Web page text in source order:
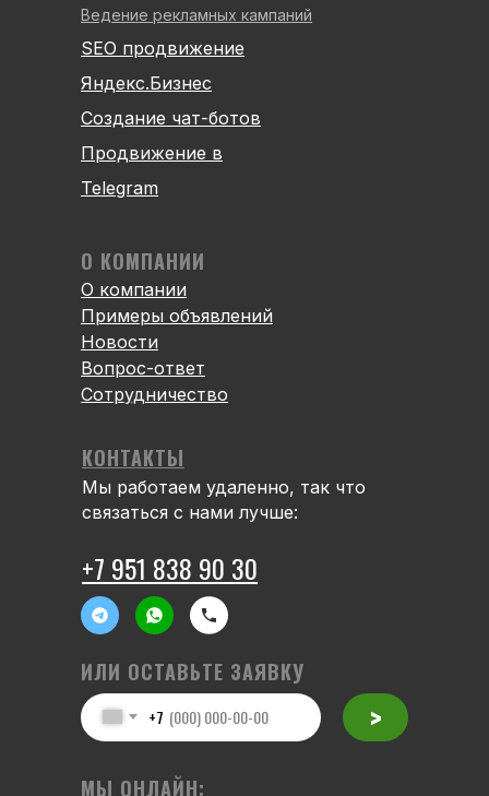
Ведение рекламных кампаний
SEO продвижение
Яндекс.Бизнес
Создание чат-ботов
Продвижение в
Telegram
О КОМПАНИИ
О компании
Примеры объявлений
Новости
Вопрос-ответ
Сотрудничество
+7 >
ИЛИ ОСТАВЬТЕ ЗАЯВКУ
МЫ ОНЛАЙН:
КОНТАКТЫ
Мы работаем удаленно, так что
связаться с нами лучше:
+7 951 838 90 30